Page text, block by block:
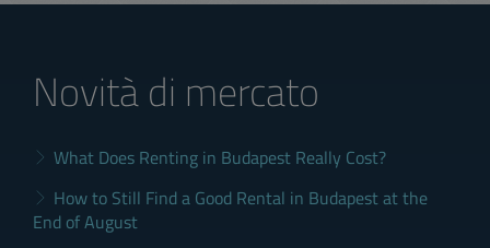
Novità di mercato
What Does Renting in Budapest Really Cost?
How to Still Find a Good Rental in Budapest at the
End of August